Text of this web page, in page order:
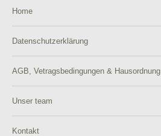
Home
Datenschutzerklärung
AGB, Vetragsbedingungen & Hausordnung
Unser team
Kontakt